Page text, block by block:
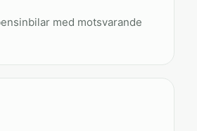
med motsvarande